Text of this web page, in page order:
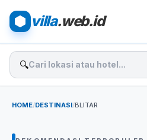
villa.web.id
🔍
HOME/DESTINASI/BLITAR